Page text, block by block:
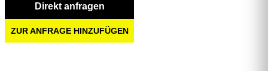
Direkt anfragen
ZUR ANFRAGE HINZUFÜGEN